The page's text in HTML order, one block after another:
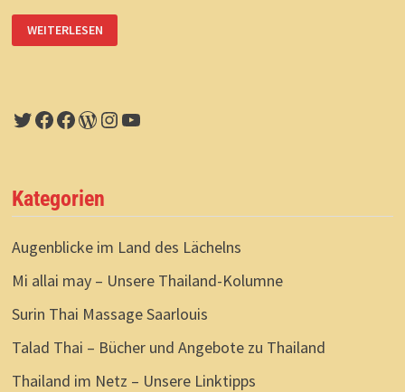
TALAD
THAI:
ERLEBNIS
WEITERLESEN
Twitter
Facebook
Facebook
WordPress
Instagram
YouTube
Kategorien
Augenblicke im Land des Lächelns
Mi allai may – Unsere Thailand-Kolumne
Surin Thai Massage Saarlouis
Talad Thai – Bücher und Angebote zu Thailand
Thailand im Netz – Unsere Linktipps